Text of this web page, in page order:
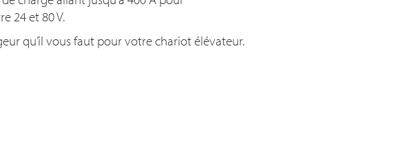
24 et 80 V.
qu’il vous faut pour votre chariot élévateur.